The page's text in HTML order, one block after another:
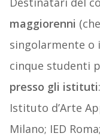
maggiorenni
singolarmente o
cinque studenti
presso gli istituti
Istituto d’Arte
Milano; IED